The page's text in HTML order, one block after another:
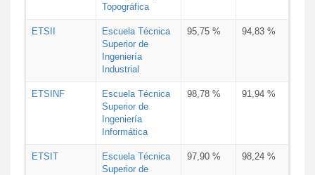
Topográfica
ETSII
Escuela Técnica
Superior de
Ingeniería
Industrial
95,75 % 94,83 %
ETSINF
Escuela Técnica
Superior de
Ingeniería
Informática
98,78 % 91,94 %
ETSIT
Escuela Técnica
Superior de
97,90 % 98,24 %